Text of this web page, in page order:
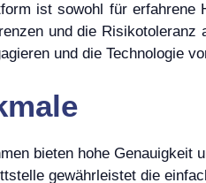
ist sowohl für
und die
und die Technologie
bieten hohe Genauigkeit
gewährleistet die